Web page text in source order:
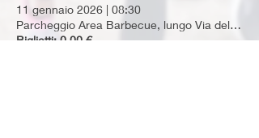
11 gennaio 2026 | 08:30
Parcheggio Area Barbecue, lungo Via del
Biglietti: 0,00 €